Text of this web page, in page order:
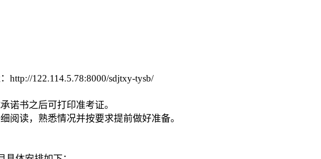
122.114.5.78:8000/sdjtxy-tysb/
诺书之后可打印准考证。
阅读，熟悉情况并按要求提前做好准备。